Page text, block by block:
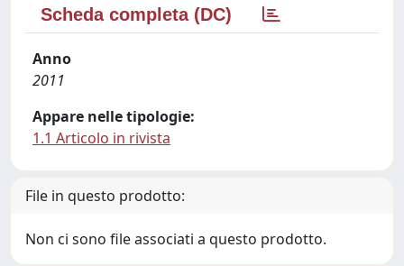
Scheda completa (DC)
Anno
2011
Appare nelle tipologie:
1.1 Articolo in rivista
File in questo prodotto:
Non ci sono file associati a questo prodotto.